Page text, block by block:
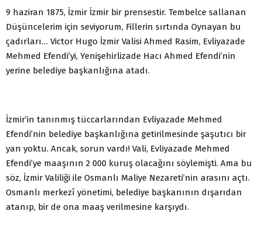
9 haziran 1875, İzmir İzmir bir prensestir. Tembelce sallanan
Düşüncelerim için seviyorum, Fillerin sırtında Oynayan bu
çadırları… Victor Hugo İzmir Valisi Ahmed Rasim, Evliyazade
Mehmed Efendi’yi, Yenişehirlizade Hacı Ahmed Efendi’nin
yerine belediye başkanlığına atadı.
İzmir’in tanınmış tüccarlarından Evliyazade Mehmed
Efendi’nin belediye başkanlığına getirilmesinde şaşutıcı bir
yan yoktu. Ancak, sorun vardı! Vali, Evliyazade Mehmed
Efendi’ye maaşının 2 000 kuruş olacağını söylemişti. Ama bu
söz, İzmir Valiliği ile Osmanlı Maliye Nezareti’nin arasını açtı.
Osmanlı merkezî yönetimi, belediye başkanının dışarıdan
atanıp, bir de ona maaş verilmesine karşıydı.